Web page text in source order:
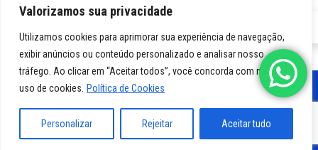
Valorizamos sua privacidade
Utilizamos cookies para aprimorar sua experiência de navegação,
exibir anúncios ou conteúdo personalizado e analisar nosso
tráfego. Ao clicar em “Aceitar todos”, você concorda com nosso
uso de cookies.
Política de Cookies
Personalizar Rejeitar Aceitar tudo